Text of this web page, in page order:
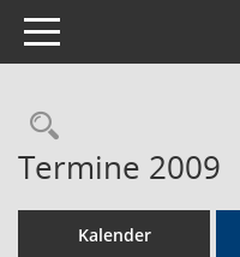
Toggle navigation
Termine 2009
Kalender